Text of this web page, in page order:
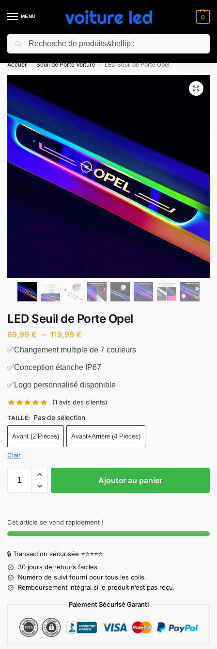
MENU 0
⚡ 10% de réduction pour les nouveaux clients avec le code “NC10”
Accueil / Seuil de Porte Voiture / LED Seuil de Porte Opel
LED Seuil de Porte Opel
69,99 € – 119,99 €
✅Changement multiple de 7 couleurs
✅Conception étanche IP67
✅Logo personnalisé disponible
(1 avis des clients)
TAILLE: Pas de sélection
Avant (2 Pièces) Avant+Arrière (4 Pièces)
Clair
Ajouter au panier
Cet article se vend rapidement !
🔒 Transaction sécurisée ⭐⭐⭐⭐⭐
30 jours de retours faciles
Numéro de suivi fourni pour tous les colis.
Remboursement intégral si le produit n’est pas reçu.
Paiement Sécurisé Garanti